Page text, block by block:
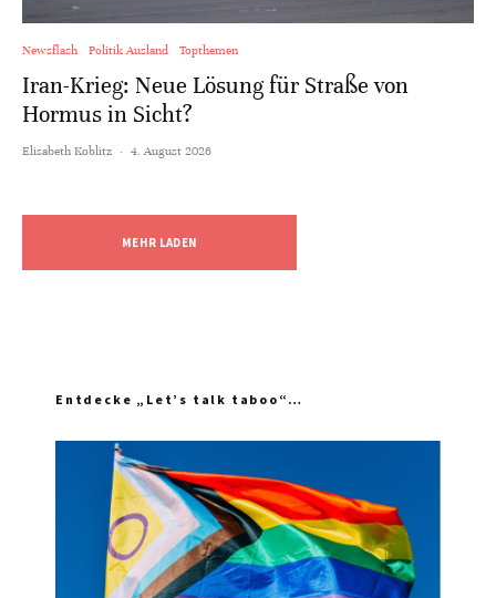
Newsflash Politik Ausland Topthemen
Iran-Krieg: Neue Lösung für Straße von
Hormus in Sicht?
Elisabeth Koblitz · 4. August 2026
MEHR LADEN
Entdecke „Let’s talk taboo“…